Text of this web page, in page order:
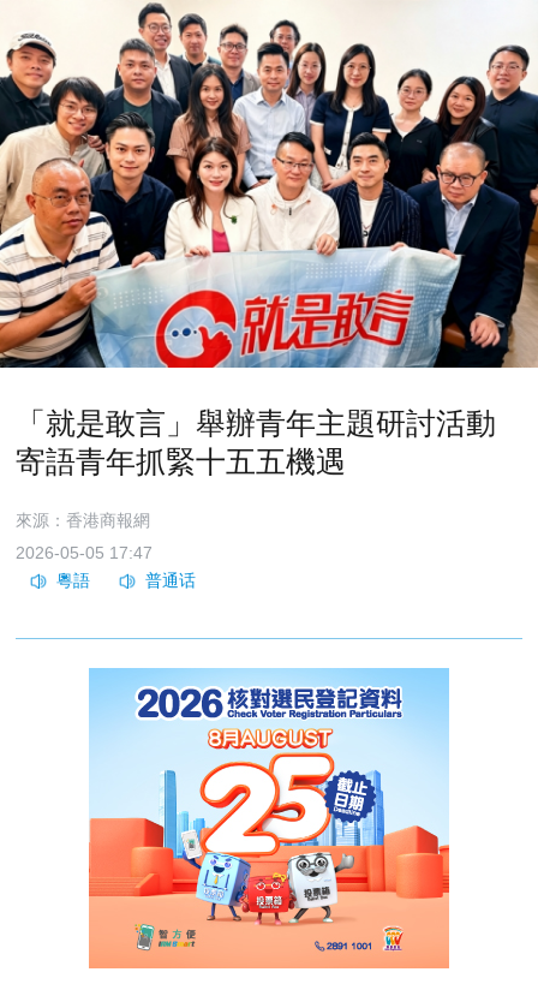
「就是敢言」舉辦青年主題研討活動
寄語青年抓緊十五五機遇
來源：香港商報網
2026-05-05 17:47